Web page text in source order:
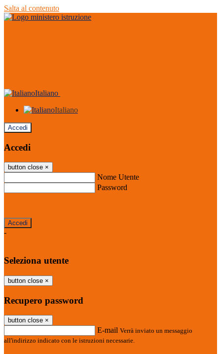
Salta al contenuto
Italiano
Italiano
Accedi
Accedi
button close ×
Nome Utente
Password
-
Seleziona utente
button close ×
Recupero password
button close ×
E-mail Verrà inviato un messaggio
all'indirizzo indicato con le istruzioni necessarie.